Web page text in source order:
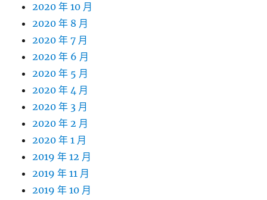
2020 年 10 月
2020 年 8 月
2020 年 7 月
2020 年 6 月
2020 年 5 月
2020 年 4 月
2020 年 3 月
2020 年 2 月
2020 年 1 月
2019 年 12 月
2019 年 11 月
2019 年 10 月